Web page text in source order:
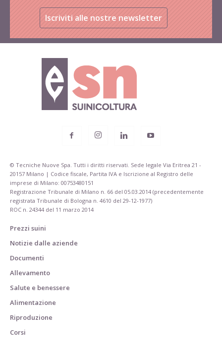
Iscriviti alle nostre newsletter
© Tecniche Nuove Spa. Tutti i diritti riservati. Sede legale Via Eritrea 21 -
20157 Milano | Codice fiscale, Partita IVA e Iscrizione al Registro delle
imprese di Milano: 00753480151
Registrazione Tribunale di Milano n. 66 del 05.03.2014 (precedentemente
registrata Tribunale di Bologna n. 4610 del 29-12-1977)
ROC n. 24344 del 11 marzo 2014
Prezzi suini
Notizie dalle aziende
Documenti
Allevamento
Salute e benessere
Alimentazione
Riproduzione
Corsi